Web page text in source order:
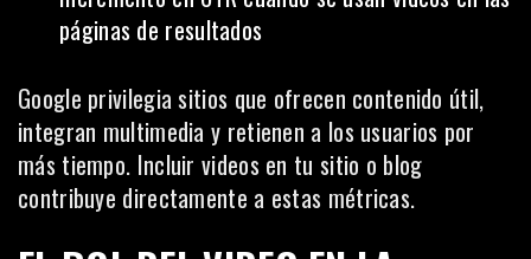
páginas de resultados
Google privilegia sitios que ofrecen contenido útil,
integran multimedia y retienen a los usuarios por
más tiempo. Incluir videos en tu sitio o blog
contribuye directamente a estas métricas.